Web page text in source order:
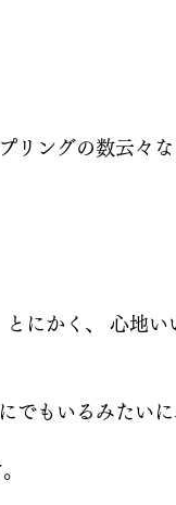
リングの数云々
にかく、 心地い
でもいるみたい